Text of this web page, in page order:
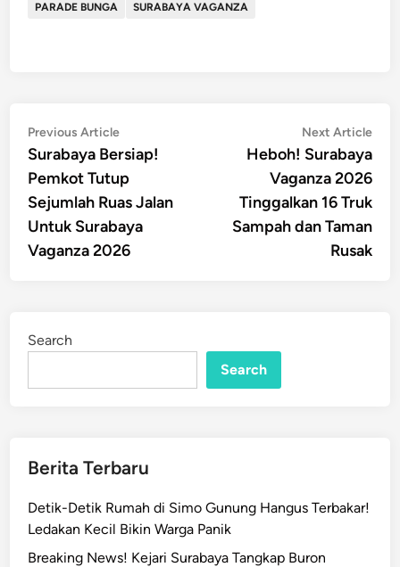
PARADE BUNGA
SURABAYA VAGANZA
Post
navigation
Previous ArticlePrevious
article:
Surabaya Bersiap!
Pemkot Tutup
Sejumlah Ruas Jalan
Untuk Surabaya
Vaganza 2026
Next Article
Heboh! Surabaya
Vaganza 2026
Tinggalkan 16 Truk
Sampah dan Taman
Rusak
Search
Search
Berita Terbaru
Detik-Detik Rumah di Simo Gunung Hangus Terbakar!
Ledakan Kecil Bikin Warga Panik
Breaking News! Kejari Surabaya Tangkap Buron